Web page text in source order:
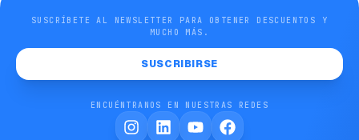
SUSCRÍBETE AL NEWSLETTER PARA OBTENER DESCUENTOS Y
MUCHO MÁS.
SUSCRIBIRSE
ENCUÉNTRANOS EN NUESTRAS REDES